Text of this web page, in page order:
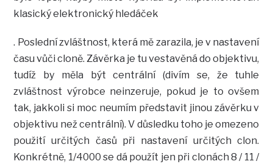
klasický elektronický hledáček
. Poslední zvláštnost, která mě zarazila, je v nastavení
času vůči cloně. Závěrka je tu vestavěná do objektivu,
tudíž by měla být centrální (divím se, že tuhle
zvláštnost výrobce neinzeruje, pokud je to ovšem
tak, jakkoli si moc neumím představit jinou závěrku v
objektivu než centrální). V důsledku toho je omezeno
použití určitých časů při nastavení určitých clon.
Konkrétně, 1/4000 se dá použít jen při clonách 8 / 11 /